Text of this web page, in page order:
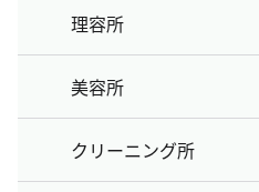
理容所
美容所
クリーニング所